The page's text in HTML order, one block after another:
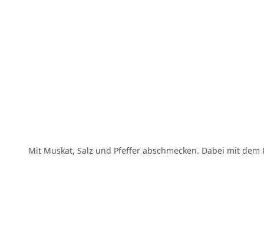
Mit Muskat, Salz und Pfeffer abschmecken. Dabei mit